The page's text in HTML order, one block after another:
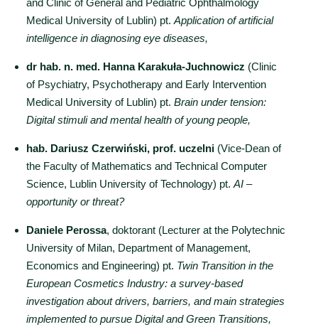
and Clinic of General and Pediatric Ophthalmology
Medical University of Lublin) pt. Application of artificial
intelligence in diagnosing eye diseases,
dr hab. n. med. Hanna Karakuła-Juchnowicz (Clinic
of Psychiatry, Psychotherapy and Early Intervention
Medical University of Lublin) pt. Brain under tension:
Digital stimuli and mental health of young people,
hab. Dariusz Czerwiński, prof. uczelni (Vice-Dean of
the Faculty of Mathematics and Technical Computer
Science, Lublin University of Technology) pt. AI –
opportunity or threat?
Daniele Perossa, doktorant (Lecturer at the Polytechnic
University of Milan, Department of Management,
Economics and Engineering) pt. Twin Transition in the
European Cosmetics Industry: a survey-based
investigation about drivers, barriers, and main strategies
implemented to pursue Digital and Green Transitions,